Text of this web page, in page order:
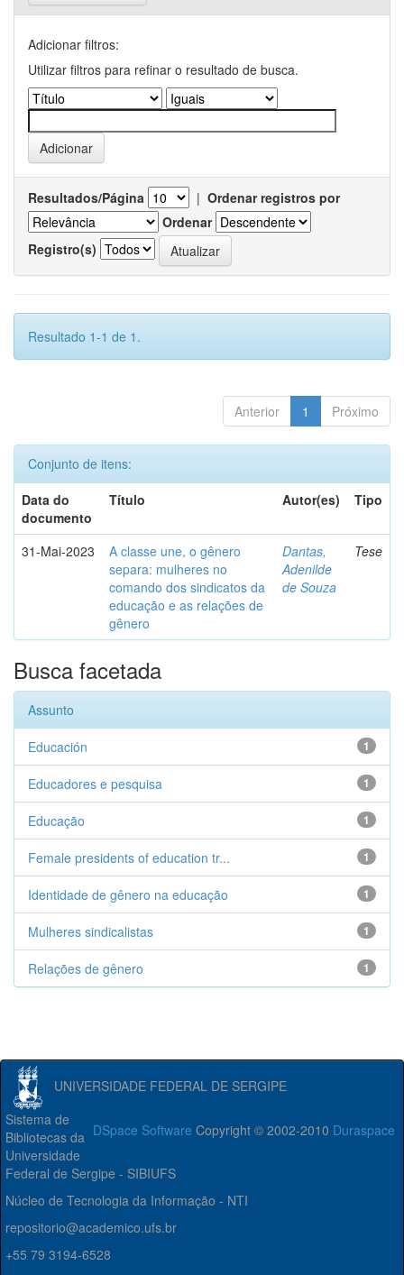
Adicionar filtros:
Utilizar filtros para refinar o resultado de busca.
Resultados/Página | Ordenar registros por
Ordenar
Registro(s)
Resultado 1-1 de 1.
Anterior 1 Próximo
Conjunto de itens:
Data do
documento
Título Autor(es) Tipo
31-Mai-2023
A classe une, o gênero
separa: mulheres no
comando dos sindicatos da
educação e as relações de
gênero
Dantas,
Adenilde
de Souza
Tese
Busca facetada
Assunto
1
Educación
1
Educadores e pesquisa
1
Educação
1
Female presidents of education tr...
1
Identidade de gênero na educação
1
Mulheres sindicalistas
1
Relações de gênero
UNIVERSIDADE FEDERAL DE SERGIPE
DSpace Software Copyright © 2002-2010 Duraspace
Sistema de
Bibliotecas da
Universidade
Federal de Sergipe - SIBIUFS
Núcleo de Tecnologia da Informação - NTI
repositorio@academico.ufs.br
+55 79 3194-6528